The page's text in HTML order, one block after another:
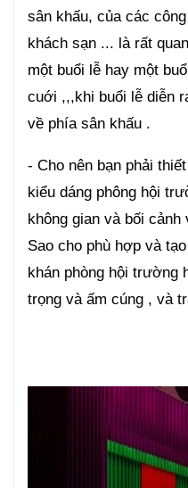
sân khấu, của các
khách sạn ... là rất
một buổi lễ hay một
cuới ,,,khi buổi lễ diễn
về phía sân khấu .
- Cho nên bạn phải
kiểu dáng phông hội
không gian và bối
Sao cho phù hợp và
khán phòng hội trường
trọng và ấm cúng , và